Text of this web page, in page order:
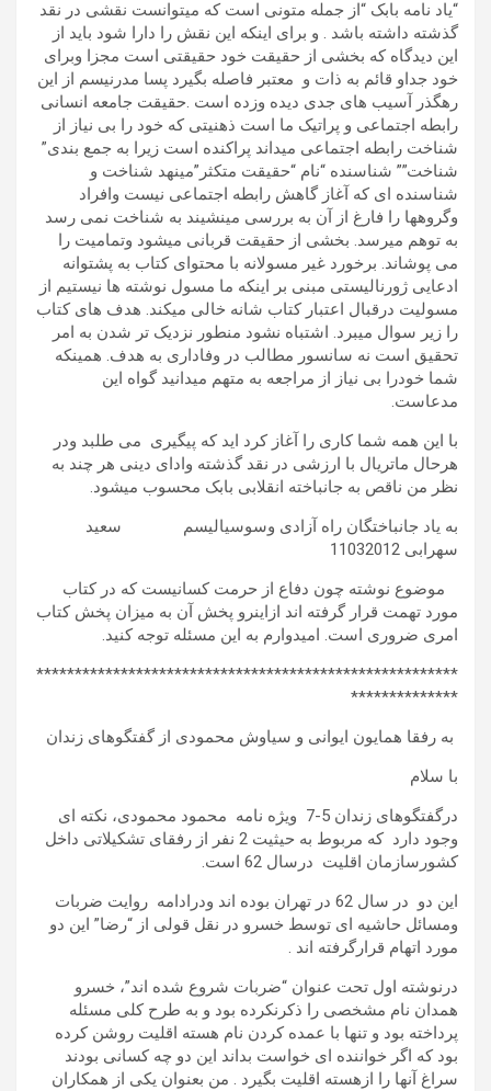
“یاد نامه بابک “از جمله متونی است که میتوانست نقشی در نقد
گذشته داشته باشد . و برای اینکه این نقش را دارا شود باید از
این دیدگاه که بخشی از حقیقت خود حقیقتی است مجزا وبرای
خود جداو قائم به ذات و معتبر فاصله بگیرد پسا مدرنیسم از این
رهگذر آسیب های جدی دیده وزده است .حقیقت جامعه انسانی
رابطه اجتماعی و پراتیک ما است ذهنیتی که خود را بی نیاز از
شناخت رابطه اجتماعی میداند پراکنده است زیرا به جمع بندی”
شناخت”” شناسنده “نام “حقیقت متکثر”مینهد شناخت و
شناسنده ای که آغاز گاهش رابطه اجتماعی نیست وافراد
وگروهها را فارغ از آن به بررسی مینشیند به شناخت نمی رسد
به توهم میرسد. بخشی از حقیقت قربانی میشود وتمامیت را
می پوشاند. برخورد غیر مسولانه با محتوای کتاب به پشتوانه
ادعایی ژورنالیستی مبنی بر اینکه ما مسول نوشته ها نیستیم از
مسولیت درقبال اعتبار کتاب شانه خالی میکند. هدف های کتاب
را زیر سوال میبرد. اشتباه نشود منطور نزدیک تر شدن به امر
تحقیق است نه سانسور مطالب در وفاداری به هدف. همینکه
شما خودرا بی نیاز از مراجعه به متهم میدانید گواه این
مدعاست.
با این همه شما کاری را آغاز کرد اید که پیگیری می طلبد ودر
هرحال ماتریال با ارزشی در نقد گذشته وادای دینی هر چند به
نظر من ناقص به جانباخته انقلابی بابک محسوب میشود.
به یاد جانباختگان راه آزادی وسوسیالیسم سعید
سهرابی 11032012
موضوع نوشته چون دفاع از حرمت کسانیست که در کتاب
مورد تهمت قرار گرفته اند ازاینرو پخش آن به میزان پخش کتاب
امری ضروری است. امیدوارم به این مسئله توجه کنید.
*******************************************************
**************
به رفقا همایون ایوانی و سیاوش محمودی از گفتگوهای زندان
با سلام
درگفتگوهای زندان 5-7 ویژه نامه محمود محمودی، نکته ای
وجود دارد که مربوط به حیثیت 2 نفر از رفقای تشکیلاتی داخل
کشورسازمان اقلیت درسال 62 است.
این دو در سال 62 در تهران بوده اند ودرادامه روایت ضربات
ومسائل حاشیه ای توسط خسرو در نقل قولی از “رضا” این دو
مورد اتهام قرارگرفته اند .
درنوشته اول تحت عنوان “ضربات شروع شده اند”، خسرو
همدان نام مشخصی را ذکرنکرده بود و به طرح کلی مسئله
پرداخته بود و تنها با عمده کردن نام هسته اقلیت روشن کرده
بود که اگر خواننده ای خواست بداند این دو چه کسانی بودند
سراغ آنها را ازهسته اقلیت بگیرد . من بعنوان یکی از همکاران